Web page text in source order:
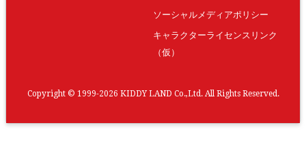
ソーシャルメディアポリシー
キャラクターライセンスリンク
（仮）
Copyright © 1999-2026 KIDDY LAND Co.,Ltd. All Rights Reserved.